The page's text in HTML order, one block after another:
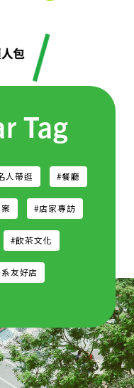
Tag
人帶逛 #餐廳
#店家專訪
#飲茶文化
友好店